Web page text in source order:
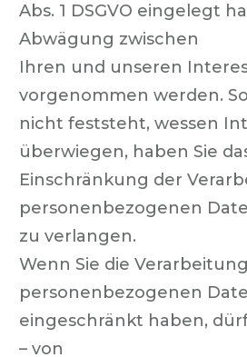
Abs. 1 DSGVO eingelegt
Abwägung zwischen
Ihren und unseren
vorgenommen werden.
nicht feststeht, wessen
überwiegen, haben Sie
Einschränkung der
personenbezogenen
zu verlangen.
Wenn Sie die
personenbezogenen
eingeschränkt haben,
– von